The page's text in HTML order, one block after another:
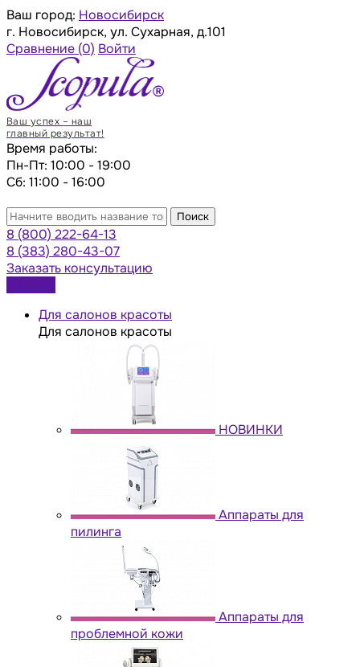
Ваш город: Новосибирск
г. Новосибирск, ул. Сухарная, д.101
Сравнение (0) Войти
Ваш успех – наш
главный результат!
Время работы:
Пн-Пт: 10:00 - 19:00
Сб: 11:00 - 16:00
Поиск
8 (800) 222-64-13
8 (383) 280-43-07
Заказать консультацию
Для салонов красоты
Для салонов красоты
НОВИНКИ
Аппараты для
пилинга
Аппараты для
проблемной кожи